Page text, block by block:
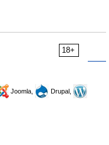
18+
Joomla,
Drupal,